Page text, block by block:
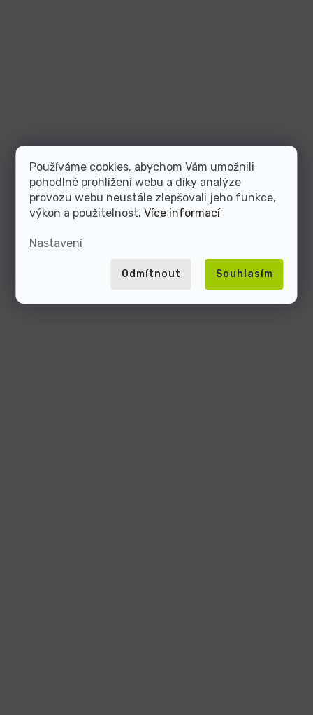
Používáme cookies, abychom Vám umožnili
pohodlné prohlížení webu a díky analýze
provozu webu neustále zlepšovali jeho funkce,
výkon a použitelnost.Více informací
Nastavení
Odmítnout Souhlasím